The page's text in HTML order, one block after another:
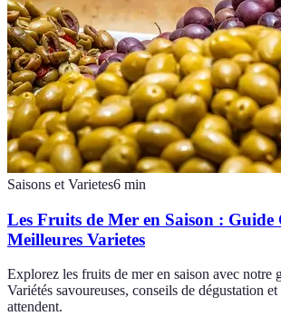
Saisons et Varietes6 min
Les Fruits de Mer en Saison : Guide
Meilleures Varietes
Explorez les fruits de mer en saison avec notre
Variétés savoureuses, conseils de dégustation
attendent.